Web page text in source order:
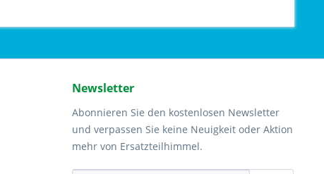
Newsletter
Abonnieren Sie den kostenlosen Newsletter
und verpassen Sie keine Neuigkeit oder Aktion
mehr von Ersatzteilhimmel.